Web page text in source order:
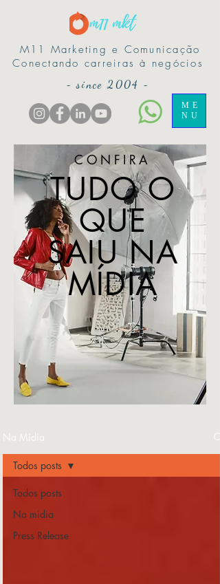
M11 Marketing e Comunicação
Conectando carreiras à negócios
ME
NU
-since 2004 -
CONFIRA
TUDO O
QUE
SAIU NA
MÍDIA
Na Mídia
Todos posts
Na midia
Press Release
Todos posts